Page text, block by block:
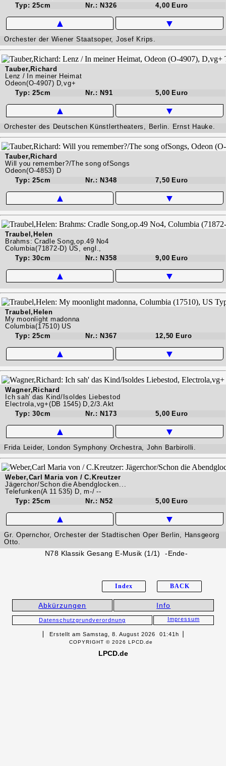
Typ: 25cm
Nr.: N326 4,00 Euro
▲ ▼
Orchester der Wiener Staatsoper, Josef Krips.
Tauber,Richard
Lenz / In meiner Heimat
Odeon(O-4907) D,vg+
Typ: 25cm
Nr.: N91 5,00 Euro
▲ ▼
Orchester des Deutschen Künstlertheaters, Berlin. Ernst Hauke.
Tauber,Richard
Will you remember?/The song ofSongs
Odeon(O-4853) D
Typ: 25cm
Nr.: N348 7,50 Euro
▲ ▼
Traubel,Helen
Brahms: Cradle Song,op.49 No4
Columbia(71872-D) US, engl.,
Typ: 30cm
Nr.: N358 9,00 Euro
▲ ▼
Traubel,Helen
My moonlight madonna
Columbia(17510) US
Typ: 25cm
Nr.: N367 12,50 Euro
▲ ▼
Wagner,Richard
Ich sah' das Kind/Isoldes Liebestod
Electrola,vg+(DB 1545) D,2/3.Akt
Typ: 30cm
Nr.: N173 5,00 Euro
▲ ▼
Frida Leider, London Symphony Orchestra, John Barbirolli.
Weber,Carl Maria von / C.Kreutzer
Jägerchor/Schon die Abendglocken...
Telefunken(A 11 535) D, m-/ --
Typ: 25cm
Nr.: N52 5,00 Euro
▲ ▼
Gr. Opernchor, Orchester der Stadtischen Oper Berlin, Hansgeorg
Otto.
N78 Klassik Gesang E-Musik (1/1) -Ende-
Index BACK
Abkürzungen Info
Datenschutzgrundverordnung Impressum
▏ Erstellt am Samstag, 8. August 2026 01:41h▕
COPYRIGHT © 2026 LPCD.de
LPCD.de